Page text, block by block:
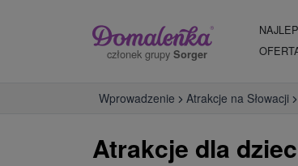
członek grupy Sorger
Wprowadzenie Atrakcje na Słowacji
Atrakcje dla